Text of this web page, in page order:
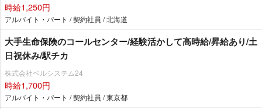
時給1,250円
アルバイト・パート / 契約社員 / 北海道
大手生命保険のコールセンター/経験活かして高時給/昇給あり/土
日祝休み/駅チカ
株式会社ベルシステム24
時給1,700円
アルバイト・パート / 契約社員 / 東京都